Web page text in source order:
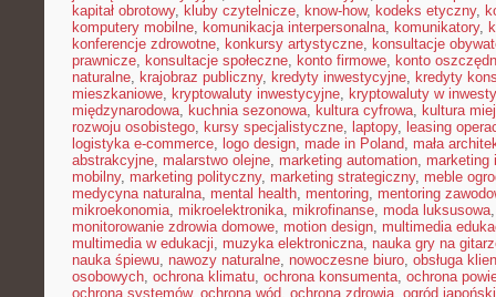
kapitał obrotowy, kluby czytelnicze, know-how, kodeks etyczny,
komputery mobilne, komunikacja interpersonalna, komunikatory,
konferencje zdrowotne, konkursy artystyczne, konsultacje
prawnicze, konsultacje społeczne, konto firmowe, konto
naturalne, krajobraz publiczny, kredyty inwestycyjne, kredyty
mieszkaniowe, kryptowaluty inwestycyjne, kryptowaluty w
międzynarodowa, kuchnia sezonowa, kultura cyfrowa, kultura
rozwoju osobistego, kursy specjalistyczne, laptopy, leasing
logistyka e-commerce, logo design, made in Poland, mała
abstrakcyjne, malarstwo olejne, marketing automation, marketing
mobilny, marketing polityczny, marketing strategiczny, meble
medycyna naturalna, mental health, mentoring, mentoring
mikroekonomia, mikroelektronika, mikrofinanse, moda luksusowa
monitorowanie zdrowia domowe, motion design, multimedia
multimedia w edukacji, muzyka elektroniczna, nauka gry na
nauka śpiewu, nawozy naturalne, nowoczesne biuro, obsługa
osobowych, ochrona klimatu, ochrona konsumenta, ochrona
ochrona systemów, ochrona wód, ochrona zdrowia, ogród japoński